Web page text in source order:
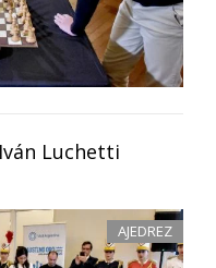
Luchetti
AJEDREZ